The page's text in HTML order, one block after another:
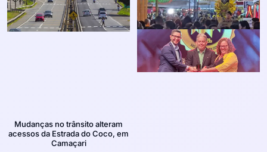
Mudanças no trânsito alteram
acessos da Estrada do Coco, em
Camaçari